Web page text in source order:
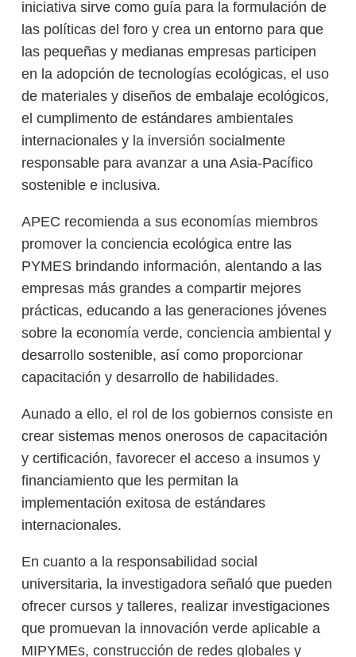
iniciativa sirve como guía para la formulación de
las políticas del foro y crea un entorno para que
las pequeñas y medianas empresas participen
en la adopción de tecnologías ecológicas, el uso
de materiales y diseños de embalaje ecológicos,
el cumplimento de estándares ambientales
internacionales y la inversión socialmente
responsable para avanzar a una Asia-Pacífico
sostenible e inclusiva.
APEC recomienda a sus economías miembros
promover la conciencia ecológica entre las
PYMES brindando información, alentando a las
empresas más grandes a compartir mejores
prácticas, educando a las generaciones jóvenes
sobre la economía verde, conciencia ambiental y
desarrollo sostenible, así como proporcionar
capacitación y desarrollo de habilidades.
Aunado a ello, el rol de los gobiernos consiste en
crear sistemas menos onerosos de capacitación
y certificación, favorecer el acceso a insumos y
financiamiento que les permitan la
implementación exitosa de estándares
internacionales.
En cuanto a la responsabilidad social
universitaria, la investigadora señaló que pueden
ofrecer cursos y talleres, realizar investigaciones
que promuevan la innovación verde aplicable a
MIPYMEs, construcción de redes globales y